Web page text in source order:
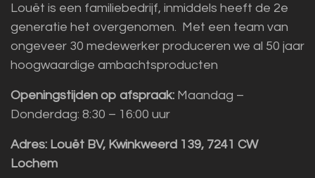
Louët is een familiebedrijf, inmiddels heeft de 2e
generatie het overgenomen. Met een team van
ongeveer 30 medewerker produceren we al 50 jaar
hoogwaardige ambachtsproducten
Openingstijden op afspraak: Maandag –
Donderdag: 8:30 – 16:00 uur
Adres: Louët BV, Kwinkweerd 139, 7241 CW
Lochem